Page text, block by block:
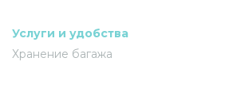
Услуги и удобства
Хранение багажа